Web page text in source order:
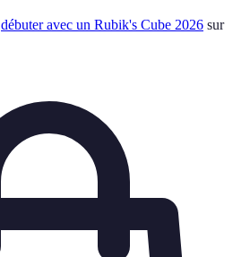
débuter avec un Rubik's Cube 2026 sur